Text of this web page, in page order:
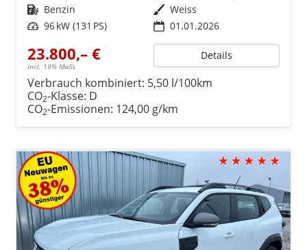
Kraftstoff Benzin Außenfarbe Weiss
Leistung 96 kW (131 PS) 01.01.2026
23.800,– €
incl. 19% MwSt.
Details
Verbrauch kombiniert: 5,50 l/100km
CO2-Klasse: D
CO2-Emissionen: 124,00 g/km